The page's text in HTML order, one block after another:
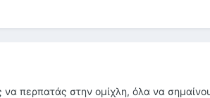
περπατάς στην ομίχλη, όλα να